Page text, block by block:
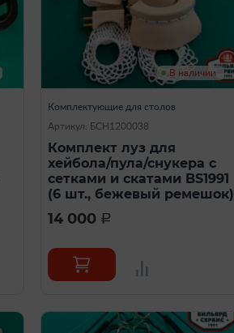
В наличии
Комплектующие для столов
Артикул: БСН1200038
Комплект луз для
хейбола/пула/снукера с
сетками и скатами BS1991
(6 шт., бежевый ремешок)
14 000 a